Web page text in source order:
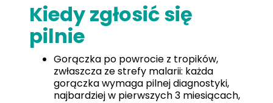
Kiedy zgłosić się
pilnie
Gorączka po powrocie z tropików,
zwłaszcza ze strefy malarii: każda
gorączka wymaga pilnej diagnostyki,
najbardziej w pierwszych 3 miesiącach,